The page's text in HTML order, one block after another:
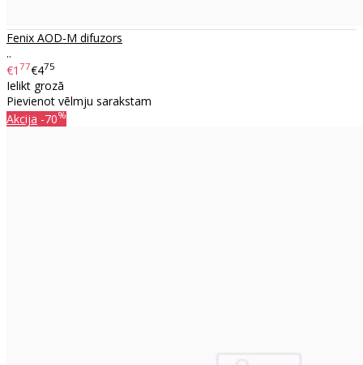
Fenix ​​AOD-M difuzors
..
€1 77€475
Ielikt grozā
Pievienot vēlmju sarakstam
Akcija -70%